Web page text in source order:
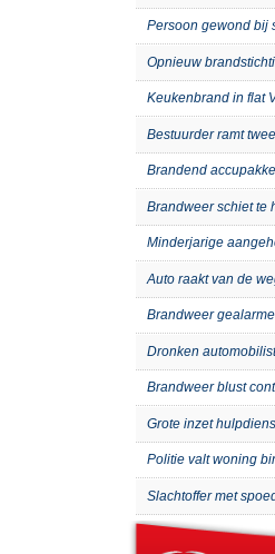
Persoon gewond bij
Opnieuw
Keukenbrand in flat
Bestuurder ramt
Brandend
Brandweer schiet te
Minderjarige
Auto raakt van de
Brandweer
Dronken
Brandweer blust
Grote inzet
Politie valt woning
Slachtoffer met